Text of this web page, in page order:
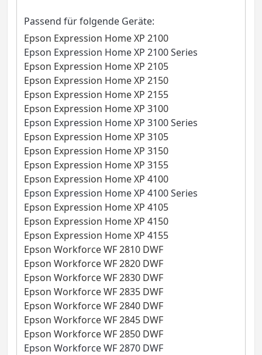
Passend für folgende Geräte:
Epson Expression Home XP 2100
Epson Expression Home XP 2100 Series
Epson Expression Home XP 2105
Epson Expression Home XP 2150
Epson Expression Home XP 2155
Epson Expression Home XP 3100
Epson Expression Home XP 3100 Series
Epson Expression Home XP 3105
Epson Expression Home XP 3150
Epson Expression Home XP 3155
Epson Expression Home XP 4100
Epson Expression Home XP 4100 Series
Epson Expression Home XP 4105
Epson Expression Home XP 4150
Epson Expression Home XP 4155
Epson Workforce WF 2810 DWF
Epson Workforce WF 2820 DWF
Epson Workforce WF 2830 DWF
Epson Workforce WF 2835 DWF
Epson Workforce WF 2840 DWF
Epson Workforce WF 2845 DWF
Epson Workforce WF 2850 DWF
Epson Workforce WF 2870 DWF